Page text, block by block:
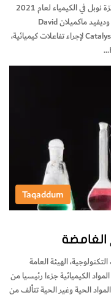
بقلم: مايكل لو بيج ترجمة: مي بورسلي مُنحت جائزة نوبل في الكيمياء لعام 2021
إلى Benjamin List بنيامين ليست Benjamin List وديفيد ماكميلان David
MacMillan لتطوير نوع جديد تمامًا من المحفزات Catalyst لإجراء تفاعلات كيميائية،
Taqaddum
الغامضة
الهيئة العامة
الكيميائية جزءا رئيسيا من
الحية وغير الحية تتألف من